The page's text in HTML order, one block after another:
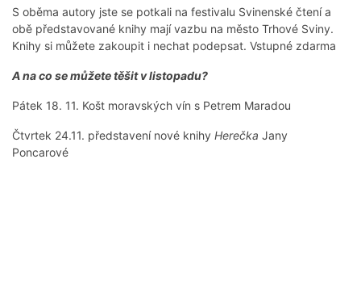
S oběma autory jste se potkali na festivalu Svinenské čtení a
obě představované knihy mají vazbu na město Trhové Sviny.
Knihy si můžete zakoupit i nechat podepsat. Vstupné zdarma
A na co se můžete těšit v listopadu?
Pátek 18. 11. Košt moravských vín s Petrem Maradou
Čtvrtek 24.11. představení nové knihy Herečka Jany
Poncarové